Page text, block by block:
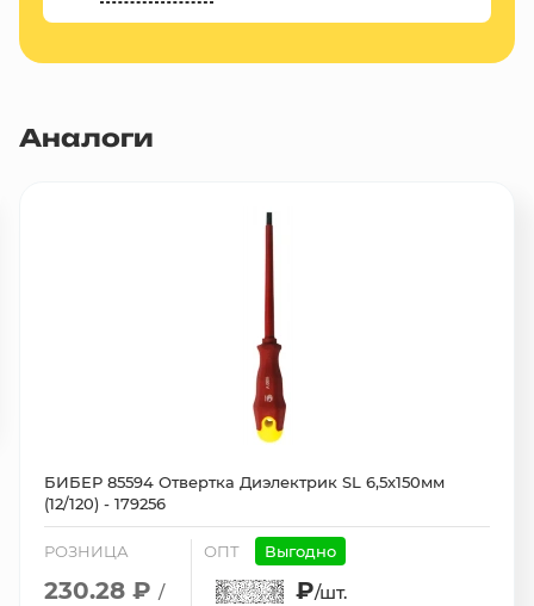
Аналоги
БИБЕР 85594 Отвертка Диэлектрик SL 6,5х150мм
(12/120) - 179256
РОЗНИЦА
230.28 ₽ /
ОПТ Выгодно
₽/шт.